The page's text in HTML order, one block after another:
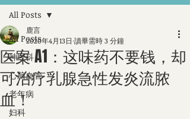
All Posts
神经科
心脑血管
老年病
妇科
All Posts
医案 A1：这味药不要钱，却
可治疗乳腺急性发炎流脓
血！
鹿言
2020年4月13日 讀畢需時 3 分鐘